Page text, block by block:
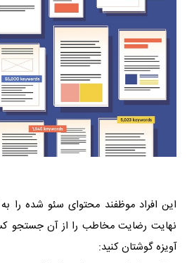
این افراد موظفند محتوای سئو شده را
نهایت رضایت مخاطب را از آن جستجو
آویزه گوشتان کنید: